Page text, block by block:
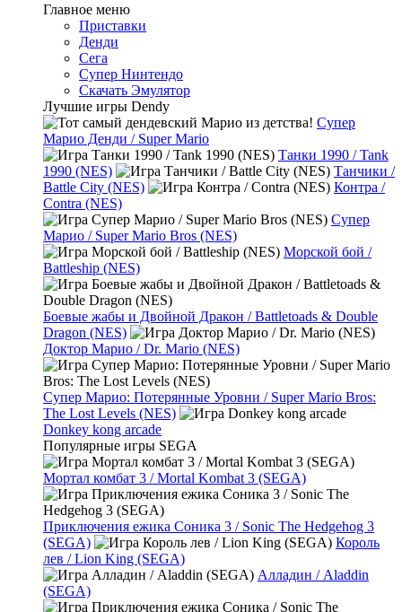
Главное меню
Приставки
Денди
Сега
Супер Нинтендо
Скачать Эмулятор
Лучшие игры Dendy
Супер
Марио Денди / Super Mario
Танки 1990 / Tank
1990 (NES)
Танчики /
Battle City (NES)
Контра /
Contra (NES)
Супер
Марио / Super Mario Bros (NES)
Морской бой /
Battleship (NES)
Боевые жабы и Двойной Дракон / Battletoads & Double
Dragon (NES)
Доктор Марио / Dr. Mario (NES)
Супер Марио: Потерянные Уровни / Super Mario Bros:
The Lost Levels (NES)
Donkey kong arcade
Популярные игры SEGA
Мортал комбат 3 / Mortal Kombat 3 (SEGA)
Приключения ежика Соника 3 / Sonic The Hedgehog 3
(SEGA)
Король
лев / Lion King (SEGA)
Алладин / Aladdin
(SEGA)